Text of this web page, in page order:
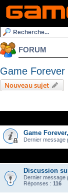
FORUM
Game Forever
Nouveau sujet
Game
Dernier message
Discussion
Dernier message
Réponses : 116